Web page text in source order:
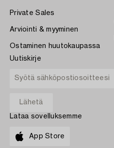
Private Sales
Arviointi & myyminen
Ostaminen huutokaupassa
Uutiskirje
Lataa sovelluksemme
App Store